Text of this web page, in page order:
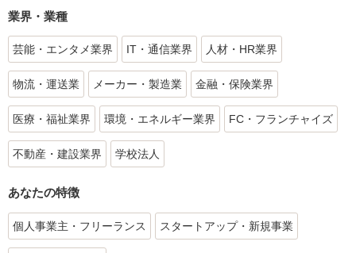
業界・業種
芸能・エンタメ業界 IT・通信業界 人材・HR業界
物流・運送業 メーカー・製造業 金融・保険業界
医療・福祉業界 環境・エネルギー業界 FC・フランチャイズ
不動産・建設業界 学校法人
あなたの特徴
個人事業主・フリーランス スタートアップ・新規事業